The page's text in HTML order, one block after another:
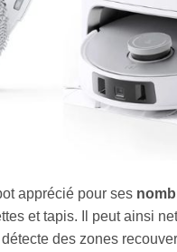
apprécié pour ses
et tapis. Il peut ainsi
des zones